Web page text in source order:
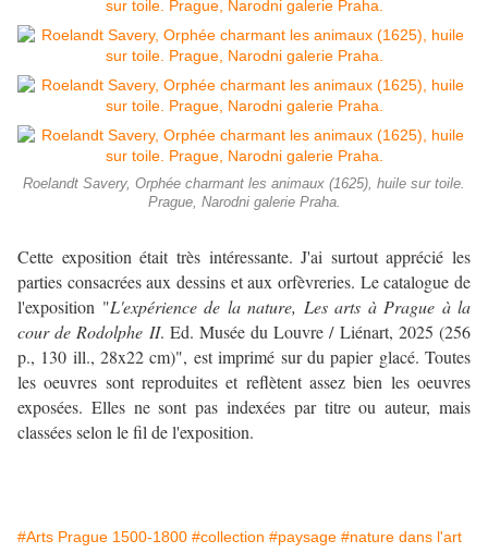
Roelandt Savery, Orphée charmant les animaux (1625), huile sur toile.
Prague, Narodni galerie Praha.
Cette exposition était très intéressante. J'ai surtout apprécié les
parties consacrées aux dessins et aux orfèvreries. Le catalogue de
l'exposition "L'expérience de la nature, Les arts à Prague à la
cour de Rodolphe II. Ed. Musée du Louvre / Liénart, 2025 (256
p., 130 ill., 28x22 cm)", est imprimé sur du papier glacé. Toutes
les oeuvres sont reproduites et reflètent assez bien les oeuvres
exposées. Elles ne sont pas indexées par titre ou auteur, mais
classées selon le fil de l'exposition.
#Arts Prague 1500-1800 #collection #paysage #nature dans l'art